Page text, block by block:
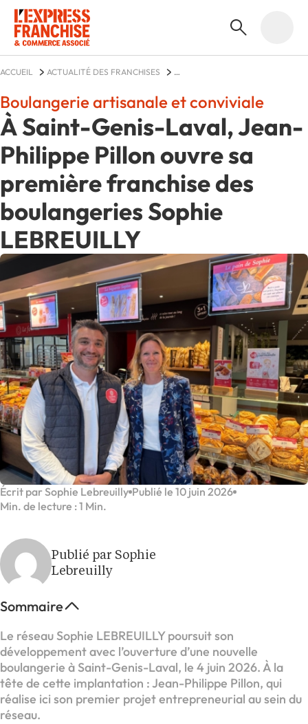
ACCUEIL
ACTUALITÉ DES FRANCHISES
À Saint-Genis-Laval, Jean-
Philippe Pillon ouvre sa
première franchise des
boulangeries Sophie
LEBREUILLY
Boulangerie artisanale et conviviale
Écrit par Sophie Lebreuilly Publié le 10 juin 2026
Min. de lecture : 1 Min.
Publié par Sophie
Lebreuilly
Sommaire
Le réseau Sophie LEBREUILLY poursuit son
développement avec l’ouverture d’une nouvelle
boulangerie à Saint-Genis-Laval, le 4 juin 2026. À la
tête de cette implantation : Jean-Philippe Pillon, qui
réalise ici son premier projet entrepreneurial au sein du
réseau.